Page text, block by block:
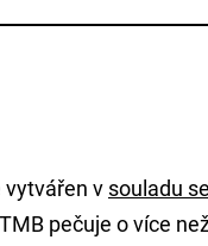
vytvářen v souladu
pečuje o více